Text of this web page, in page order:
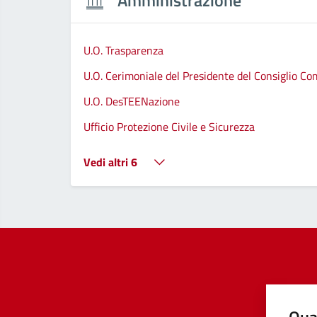
U.O. Trasparenza
U.O. Cerimoniale del Presidente del Consiglio
U.O. DesTEENazione
Ufficio Protezione Civile e Sicurezza
Vedi altri 6